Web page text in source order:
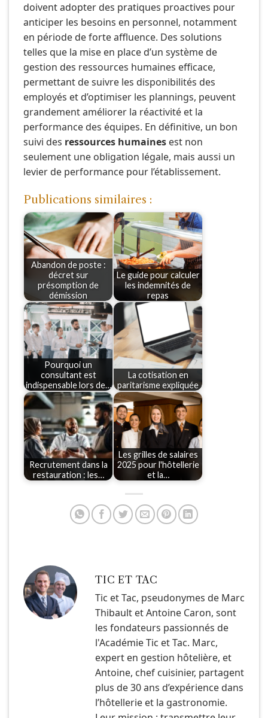
doivent adopter des pratiques proactives pour
anticiper les besoins en personnel, notamment
en période de forte affluence. Des solutions
telles que la mise en place d’un système de
gestion des ressources humaines efficace,
permettant de suivre les disponibilités des
employés et d’optimiser les plannings, peuvent
grandement améliorer la réactivité et la
performance des équipes. En définitive, un bon
suivi des ressources humaines est non
seulement une obligation légale, mais aussi un
levier de performance pour l’établissement.
Publications similaires :
Abandon de poste :
décret sur
présomption de
démission
Le guide pour calculer
les indemnités de
repas
Pourquoi un
consultant est
indispensable lors de…
La cotisation en
paritarisme expliquée
Recrutement dans la
restauration : les…
Les grilles de salaires
2025 pour l'hôtellerie
et la…
TIC ET TAC
Tic et Tac, pseudonymes de Marc
Thibault et Antoine Caron, sont
les fondateurs passionnés de
l'Académie Tic et Tac. Marc,
expert en gestion hôtelière, et
Antoine, chef cuisinier, partagent
plus de 30 ans d’expérience dans
l’hôtellerie et la gastronomie.